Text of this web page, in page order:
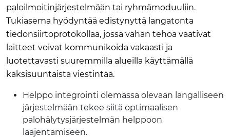
paloilmoitinjärjestelmään tai ryhmämoduuliin.
Tukiasema hyödyntää edistynyttä langatonta
tiedonsiirtoprotokollaa, jossa vähän tehoa vaativat
laitteet voivat kommunikoida vakaasti ja
luotettavasti suuremmilla alueilla käyttämällä
kaksisuuntaista viestintää.
Helppo integrointi olemassa olevaan langalliseen
järjestelmään tekee siitä optimaalisen
palohälytysjärjestelmän helppoon
laajentamiseen.